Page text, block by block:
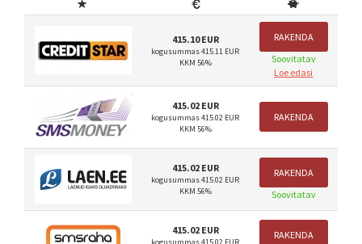
415.10 EUR
kogusummas 415.11 EUR
KKM 56%
RAKENDA
Soovitatav
Loe edasi
415.02 EUR
kogusummas 415.02 EUR
KKM 56%
RAKENDA
415.02 EUR
kogusummas 415.02 EUR
KKM 56%
RAKENDA
Soovitatav
415.02 EUR RAKENDA